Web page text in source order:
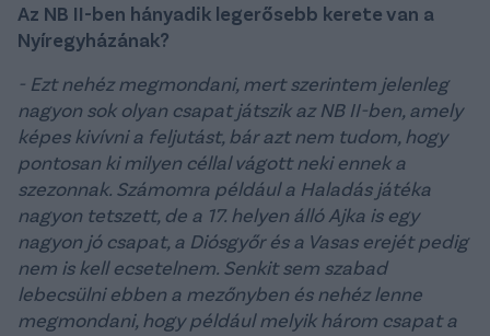
Az NB II-ben hányadik legerősebb kerete van a
Nyíregyházának?
- Ezt nehéz megmondani, mert szerintem jelenleg
nagyon sok olyan csapat játszik az NB II-ben, amely
képes kivívni a feljutást, bár azt nem tudom, hogy
pontosan ki milyen céllal vágott neki ennek a
szezonnak. Számomra például a Haladás játéka
nagyon tetszett, de a 17. helyen álló Ajka is egy
nagyon jó csapat, a Diósgyőr és a Vasas erejét pedig
nem is kell ecsetelnem. Senkit sem szabad
lebecsülni ebben a mezőnyben és nehéz lenne
megmondani, hogy például melyik három csapat a